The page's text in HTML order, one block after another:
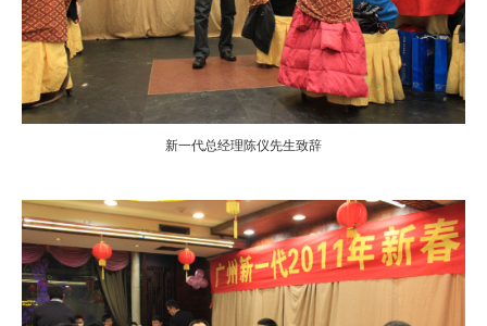
新一代总经理陈仪先生致辞